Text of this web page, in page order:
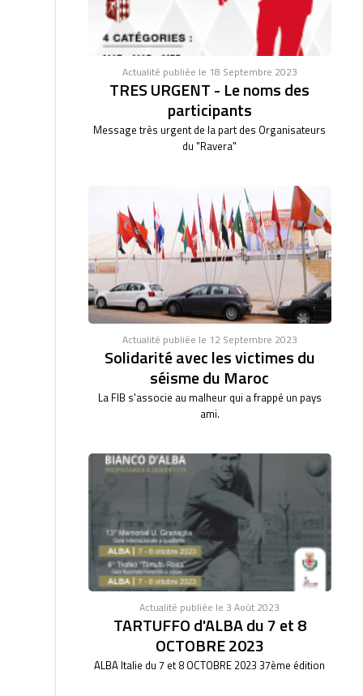
Actualité publiée le 18 Septembre 2023
TRES URGENT - Le noms des
participants
Message très urgent de la part des Organisateurs
du "Ravera"
Actualité publiée le 12 Septembre 2023
Solidarité avec les victimes du
séisme du Maroc
La FIB s'associe au malheur qui a frappé un pays
ami.
Actualité publiée le 3 Août 2023
TARTUFFO d'ALBA du 7 et 8
OCTOBRE 2023
ALBA Italie du 7 et 8 OCTOBRE 2023 37ème édition